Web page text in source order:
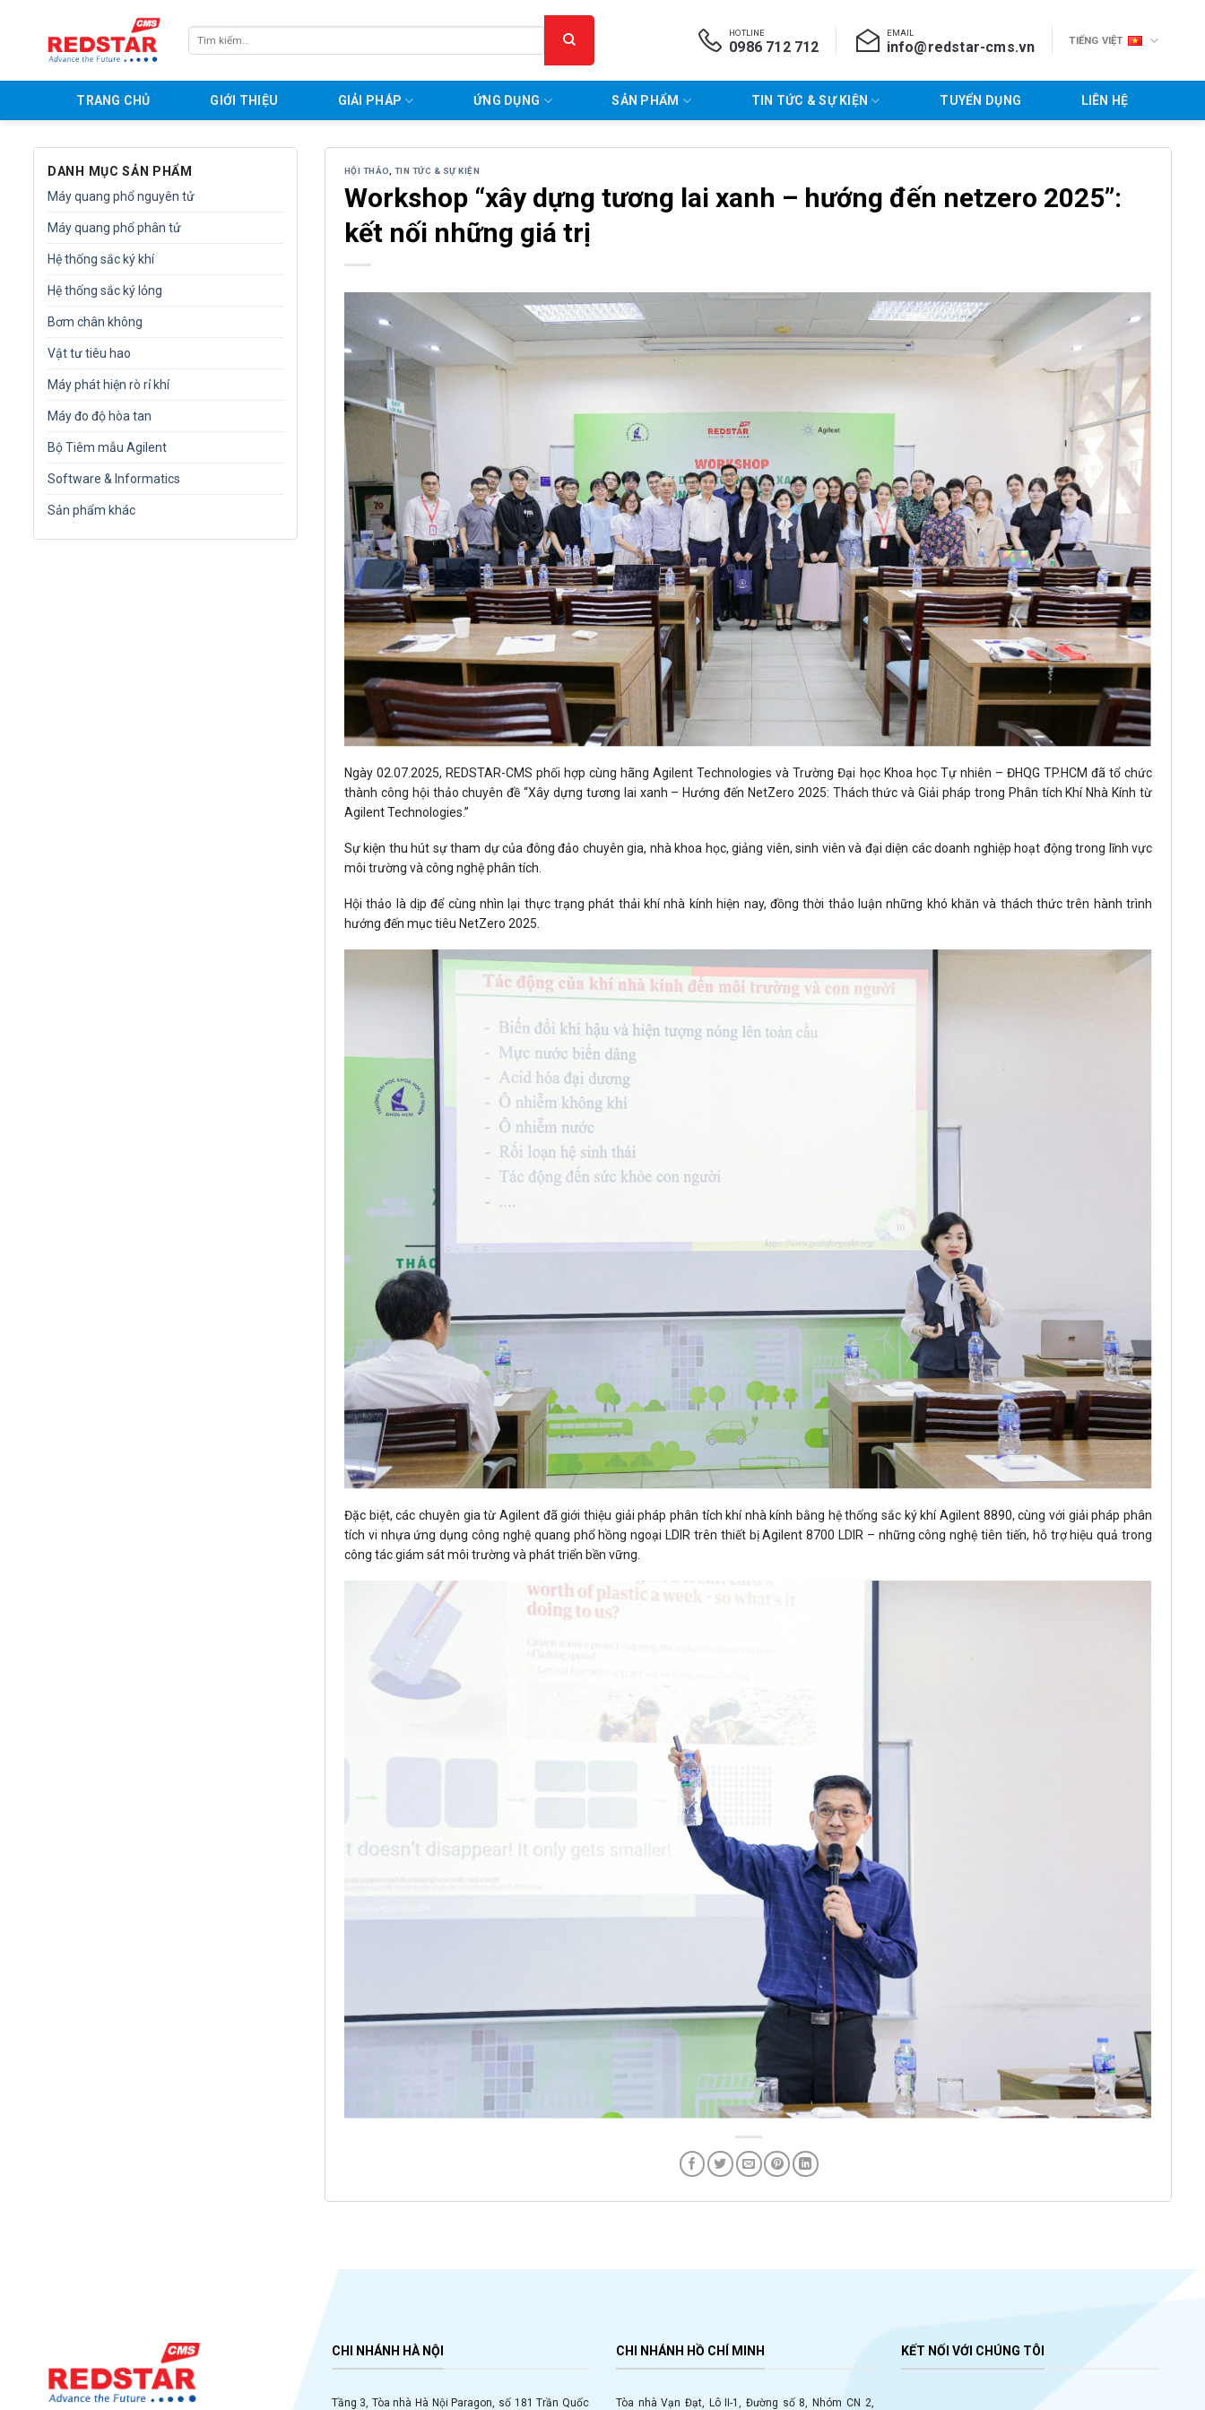
Tìm
kiếm:
HOTLINE
0986 712 712
EMAIL
info@redstar-cms.vn TIẾNG VIỆT
TRANG CHỦ GIỚI THIỆU GIẢI PHÁP ỨNG DỤNG SẢN PHẨM TIN TỨC & SỰ KIỆN TUYỂN DỤNG LIÊN HỆ
DANH MỤC SẢN PHẨM
Máy quang phổ nguyên tử
Máy quang phổ phân tử
Hệ thống sắc ký khí
Hệ thống sắc ký lỏng
Bơm chân không
Vật tư tiêu hao
Máy phát hiện rò rỉ khí
Máy đo độ hòa tan
Bộ Tiêm mẫu Agilent
Software & Informatics
Sản phẩm khác
HỘI THẢO TIN TỨC & SỰ KIỆN
Workshop “xây dựng tương lai xanh – hướng đến netzero 2025”:
kết nối những giá trị
Ngày 02.07.2025, REDSTAR-CMS phối hợp cùng hãng Agilent Technologies và Trường Đại học Khoa học Tự nhiên – ĐHQG TP.HCM đã tổ chức
thành công hội thảo chuyên đề “Xây dựng tương lai xanh – Hướng đến NetZero 2025: Thách thức và Giải pháp trong Phân tích Khí Nhà Kính từ
Agilent Technologies.”
Sự kiện thu hút sự tham dự của đông đảo chuyên gia, nhà khoa học, giảng viên, sinh viên và đại diện các doanh nghiệp hoạt động trong lĩnh vực
môi trường và công nghệ phân tích.
Hội thảo là dịp để cùng nhìn lại thực trạng phát thải khí nhà kính hiện nay, đồng thời thảo luận những khó khăn và thách thức trên hành trình
hướng đến mục tiêu NetZero 2025.
Đặc biệt, các chuyên gia từ Agilent đã giới thiệu giải pháp phân tích khí nhà kính bằng hệ thống sắc ký khí Agilent 8890, cùng với giải pháp phân
tích vi nhựa ứng dụng công nghệ quang phổ hồng ngoại LDIR trên thiết bị Agilent 8700 LDIR – những công nghệ tiên tiến, hỗ trợ hiệu quả trong
công tác giám sát môi trường và phát triển bền vững.
CHI NHÁNH HÀ NỘI
Tầng 3, Tòa nhà Hà Nội Paragon, số 181 Trần Quốc
CHI NHÁNH HỒ CHÍ MINH
Tòa nhà Vạn Đạt, Lô II-1, Đường số 8, Nhóm CN 2,
KẾT NỐI VỚI CHÚNG TÔI